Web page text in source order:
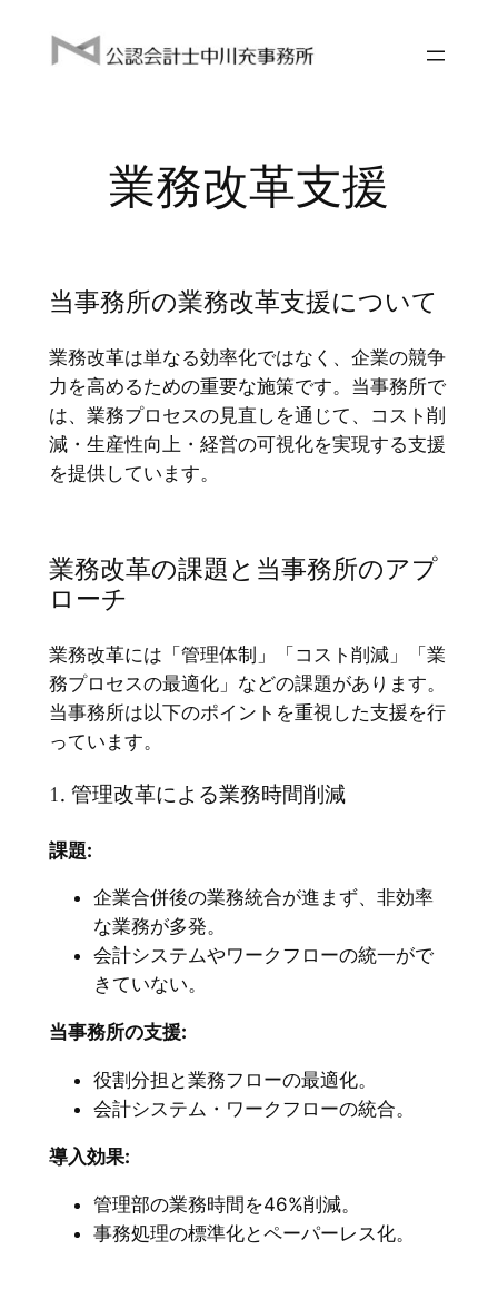
業務改革支援
当事務所の業務改革支援について
業務改革は単なる効率化ではなく、企業の競争
力を高めるための重要な施策です。当事務所で
は、業務プロセスの見直しを通じて、コスト削
減・生産性向上・経営の可視化を実現する支援
を提供しています。
業務改革の課題と当事務所のアプ
ローチ
業務改革には「管理体制」「コスト削減」「業
務プロセスの最適化」などの課題があります。
当事務所は以下のポイントを重視した支援を行
っています。
1. 管理改革による業務時間削減
課題:
企業合併後の業務統合が進まず、非効率
な業務が多発。
会計システムやワークフローの統一がで
きていない。
当事務所の支援:
役割分担と業務フローの最適化。
会計システム・ワークフローの統合。
導入効果:
管理部の業務時間を46%削減。
事務処理の標準化とペーパーレス化。